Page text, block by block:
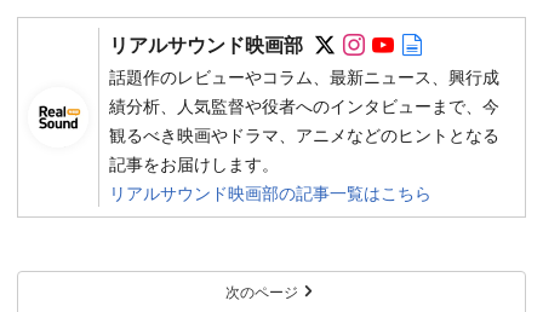
リアルサウンド映画部 Follow on SNS
Follow on SNS
Follow on
話題作のレビューやコラム、最新ニュース、興行成
績分析、人気監督や役者へのインタビューまで、今
観るべき映画やドラマ、アニメなどのヒントとなる
記事をお届けします。
リアルサウンド映画部の記事一覧はこちら
次のページ